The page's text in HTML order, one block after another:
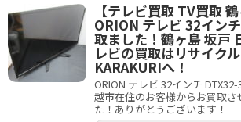
【テレビ買取 TV買取 鶴
ORION テレビ 32イン
取ました！鶴ヶ島 坂戸
レビの買取はリサイク
KARAKURIへ！
ORION テレビ 32インチ
越市在住のお客様からお買取さ
た！ありがとうございます！